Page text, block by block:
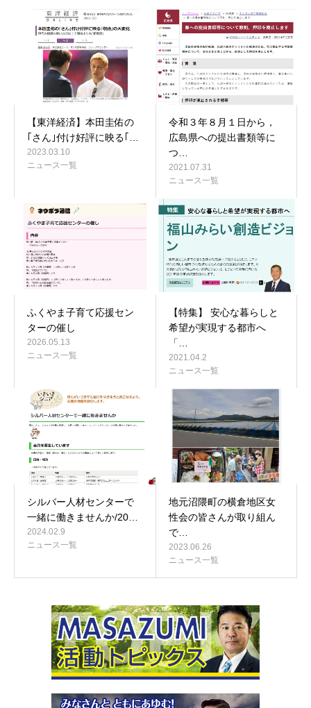
【東洋経済】本田圭佑の
｢さん｣付け好評に映る｢…
2023.03.10
ニュース一覧
令和３年８月１日から，
広島県への提出書類等に
つ…
2021.07.31
ニュース一覧
ふくやま子育て応援セン
ターの催し
2026.05.13
ニュース一覧
【特集】 安心な暮らしと
希望が実現する都市へ
「…
2021.04.2
ニュース一覧
シルバー人材センターで
一緒に働きませんか/20…
2024.02.9
ニュース一覧
地元沼隈町の横倉地区女
性会の皆さんが取り組ん
で…
2023.06.26
ニュース一覧